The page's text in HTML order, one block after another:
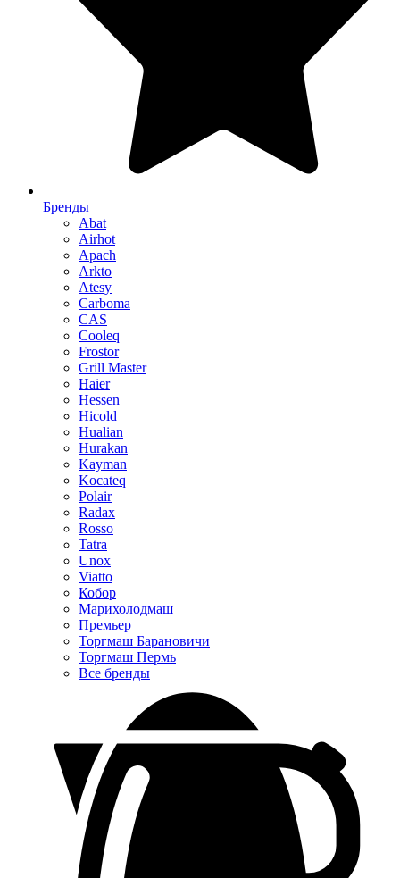
Бренды
Abat
Airhot
Apach
Arkto
Atesy
Carboma
CAS
Cooleq
Frostor
Grill Master
Haier
Hessen
Hicold
Hualian
Hurakan
Kayman
Kocateq
Polair
Radax
Rosso
Tatra
Unox
Viatto
Кобор
Марихолодмаш
Премьер
Торгмаш Барановичи
Торгмаш Пермь
Все бренды